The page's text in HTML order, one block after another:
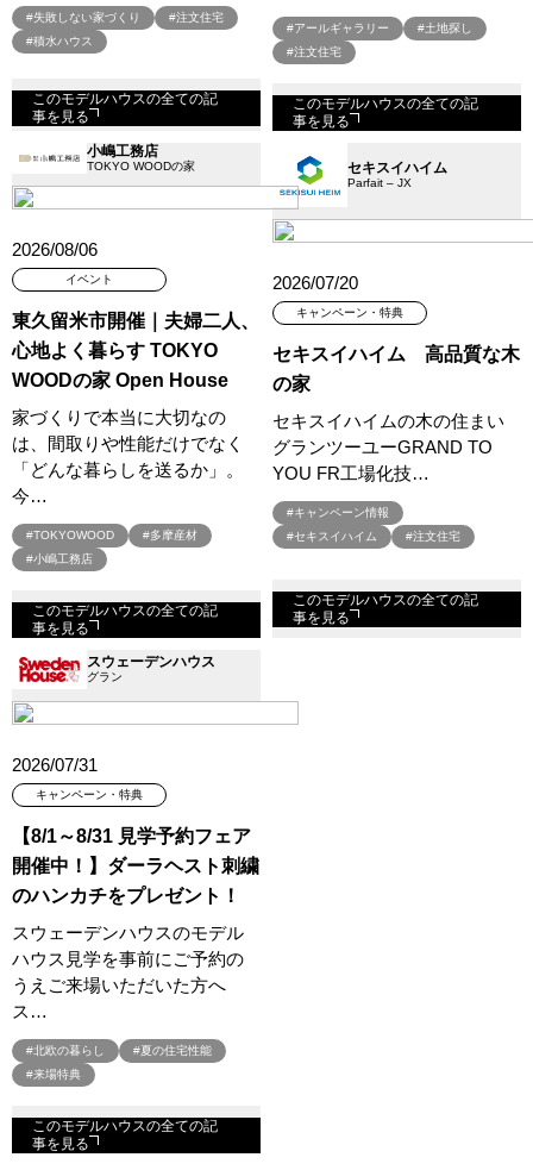
#失敗しない家づくり
#注文住宅
#積水ハウス
このモデルハウスの全ての記
事を見る
#アールギャラリー
#土地探し
#注文住宅
このモデルハウスの全ての記
事を見る
小嶋工務店
TOKYO WOODの家
2026/08/06
イベント
東久留米市開催｜夫婦二人、
心地よく暮らす TOKYO
WOODの家 Open House
家づくりで本当に大切なの
は、間取りや性能だけでなく
「どんな暮らしを送るか」。
今…
#TOKYOWOOD
#多摩産材
#小嶋工務店
このモデルハウスの全ての記
事を見る
セキスイハイム
Parfait – JX
2026/07/20
キャンペーン・特典
セキスイハイム 高品質な木
の家
セキスイハイムの木の住まい
グランツーユーGRAND TO
YOU FR工場化技…
#キャンペーン情報
#セキスイハイム
#注文住宅
このモデルハウスの全ての記
事を見る
スウェーデンハウス
グラン
2026/07/31
キャンペーン・特典
【8/1～8/31 見学予約フェア
開催中！】ダーラヘスト刺繍
のハンカチをプレゼント！
スウェーデンハウスのモデル
ハウス見学を事前にご予約の
うえご来場いただいた方へ
ス…
#北欧の暮らし
#夏の住宅性能
#来場特典
このモデルハウスの全ての記
事を見る